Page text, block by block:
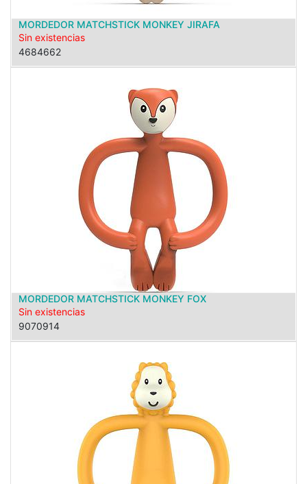
MORDEDOR MATCHSTICK MONKEY JIRAFA
Sin existencias
4684662
MORDEDOR MATCHSTICK MONKEY FOX
Sin existencias
9070914